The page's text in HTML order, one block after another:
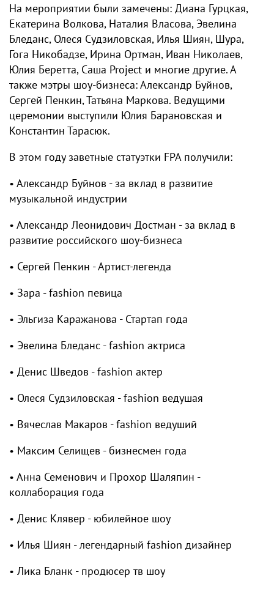
На мероприятии были замечены: Диана Гурцкая,
Екатерина Волкова, Наталия Власова, Эвелина
Бледанс, Олеся Судзиловская, Илья Шиян, Шура,
Гога Никобадзе, Ирина Ортман, Иван Николаев,
Юлия Беретта, Саша Project и многие другие. А
также мэтры шоу-бизнеса: Александр Буйнов,
Сергей Пенкин, Татьяна Маркова. Ведущими
церемонии выступили Юлия Барановская и
Константин Тарасюк.
В этом году заветные статуэтки FPA получили:
• Александр Буйнов - за вклад в развитие
музыкальной индустрии
• ⁠Александр Леонидович Достман - за вклад в
развитие российского шоу-бизнеса
• ⁠Сергей Пенкин - Артист-легенда
• ⁠Зара - fashion певица
• ⁠Эльгиза Каражанова - Стартап года
• ⁠Эвелина Бледанс - fashion актриса
• ⁠Денис Шведов - fashion актер
• ⁠Олеся Судзиловская - fashion ведушая
• ⁠Вячеслав Макаров - fashion ведуший
• ⁠Максим Селищев - бизнесмен года
• ⁠Анна Семенович и Прохор Шаляпин -
коллаборация года
• ⁠Денис Клявер - юбилейное шоу
• ⁠Илья Шиян - легендарный fashion дизайнер
• ⁠Лика Бланк - продюсер тв шоу